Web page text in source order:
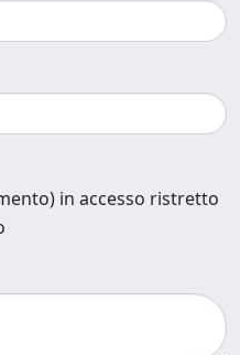
in accesso ristretto